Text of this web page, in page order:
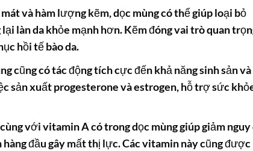
và hàm lượng kẽm, dọc mùng có thể giúp loại bỏ
làn da khỏe mạnh hơn. Kẽm đóng vai trò quan
hồi tế bào da.
cũng có tác động tích cực đến khả năng sinh sản và
sản xuất progesterone và estrogen, hỗ trợ sức
với vitamin A có trong dọc mùng giúp giảm
đầu gây mất thị lực. Các vitamin này cũng được